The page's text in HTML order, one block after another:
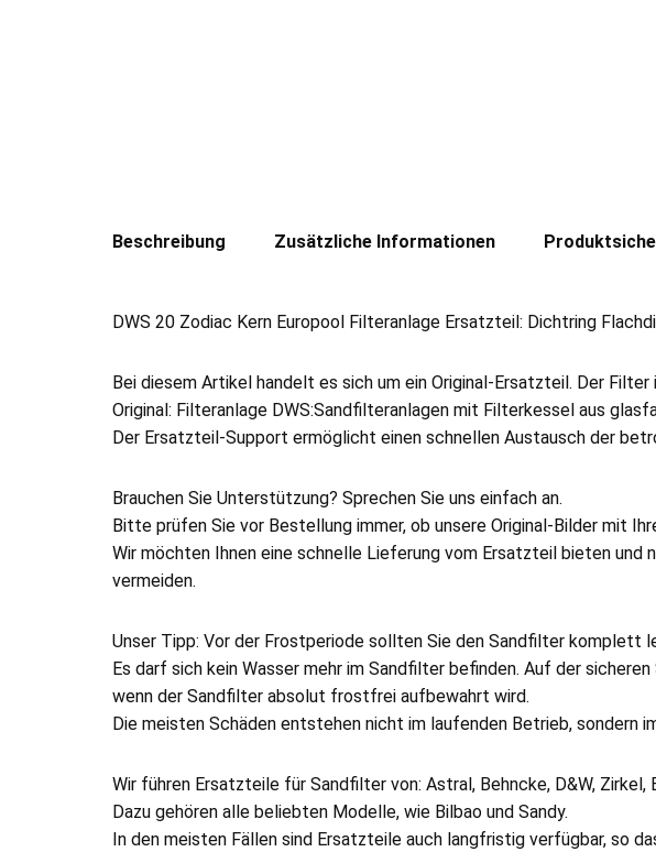
Beschreibung Zusätzliche Informationen
DWS 20 Zodiac Kern Europool Filteranlage Ersatzteil: Dichtring
Bei diesem Artikel handelt es sich um ein Original-Ersatzteil. Der
Original: Filteranlage DWS:Sandfilteranlagen mit Filterkessel aus
Der Ersatzteil-Support ermöglicht einen schnellen Austausch der
Brauchen Sie Unterstützung? Sprechen Sie uns einfach an.
Bitte prüfen Sie vor Bestellung immer, ob unsere Original-Bilder mit
Wir möchten Ihnen eine schnelle Lieferung vom Ersatzteil bieten
vermeiden.
Unser Tipp: Vor der Frostperiode sollten Sie den Sandfilter komplett
Es darf sich kein Wasser mehr im Sandfilter befinden. Auf der sicheren
wenn der Sandfilter absolut frostfrei aufbewahrt wird.
Die meisten Schäden entstehen nicht im laufenden Betrieb, sondern
Wir führen Ersatzteile für Sandfilter von: Astral, Behncke, D&W, Zirkel,
Dazu gehören alle beliebten Modelle, wie Bilbao und Sandy.
In den meisten Fällen sind Ersatzteile auch langfristig verfügbar, so